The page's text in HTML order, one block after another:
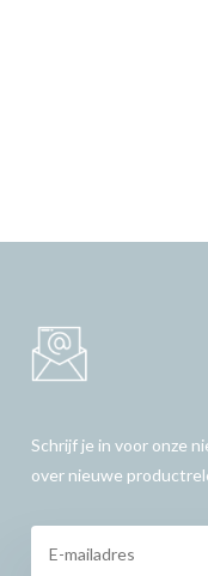
Schrijf je in voor onze
over nieuwe